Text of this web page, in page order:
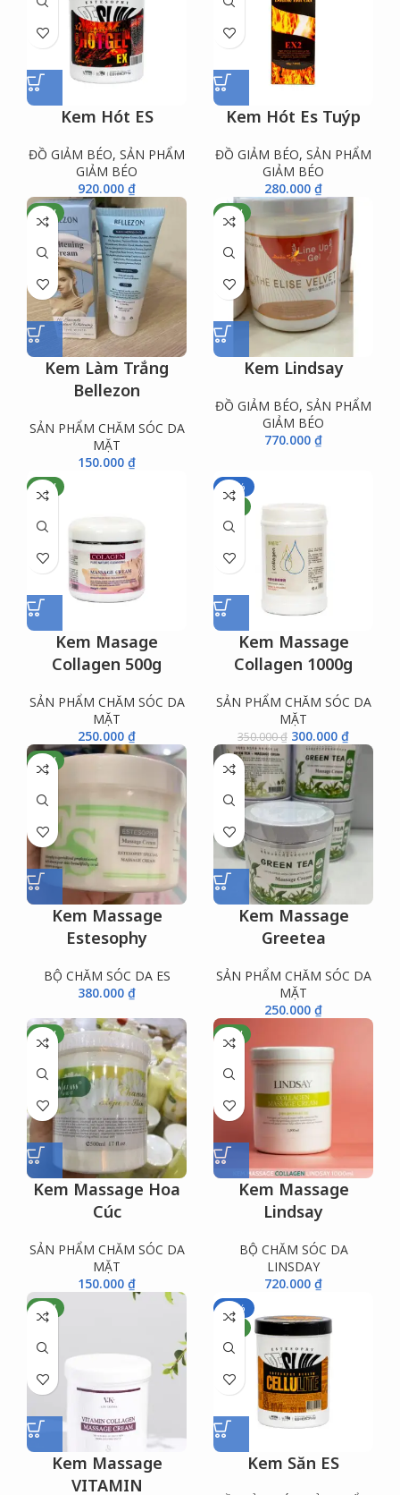
Kem Hót ES
ĐỒ GIẢM BÉO, SẢN PHẨM
GIẢM BÉO
920.000 ₫
Kem Hót Es Tuýp
ĐỒ GIẢM BÉO, SẢN PHẨM
GIẢM BÉO
280.000 ₫
NEW
Kem Làm Trắng
Bellezon
SẢN PHẨM CHĂM SÓC DA
MẶT
150.000 ₫
NEW
Kem Lindsay
ĐỒ GIẢM BÉO, SẢN PHẨM
GIẢM BÉO
770.000 ₫
NEW
Kem Masage
Collagen 500g
SẢN PHẨM CHĂM SÓC DA
MẶT
250.000 ₫
-14%
Kem Massage
Collagen 1000g
SẢN PHẨM CHĂM SÓC DA
MẶT
350.000₫ 300.000 ₫
NEW
Kem Massage
Estesophy
BỘ CHĂM SÓC DA ES
380.000 ₫
Kem Massage
Greetea
SẢN PHẨM CHĂM SÓC DA
MẶT
250.000 ₫
NEW
Kem Massage Hoa
Cúc
SẢN PHẨM CHĂM SÓC DA
MẶT
150.000 ₫
NEW
Kem Massage
Lindsay
BỘ CHĂM SÓC DA
LINSDAY
720.000 ₫
NEW
Kem Massage
VITAMIN
-19%
Kem Săn ES